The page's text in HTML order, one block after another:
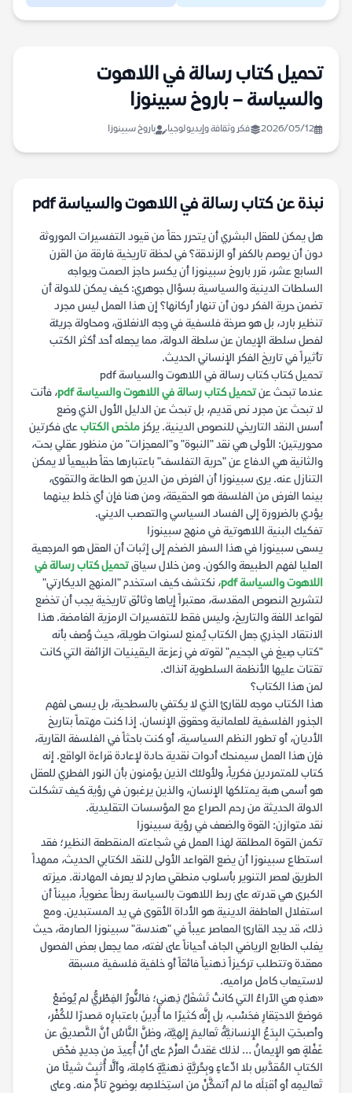
تحميل كتاب رسالة في اللاهوت
والسياسة – باروخ سبينوزا
2026/05/12 فكر وثقافة وإيديولوجيا باروخ سبينوزا
نبذة عن كتاب رسالة في اللاهوت والسياسة pdf
هل يمكن للعقل البشري أن يتحرر حقاً من قيود التفسيرات الموروثة
دون أن يوصم بالكفر أو الزندقة؟ في لحظة تاريخية فارقة من القرن
السابع عشر، قرر باروخ سبينوزا أن يكسر حاجز الصمت ويواجه
السلطات الدينية والسياسية بسؤال جوهري: كيف يمكن للدولة أن
تضمن حرية الفكر دون أن تنهار أركانها؟ إن هذا العمل ليس مجرد
تنظير بارد، بل هو صرخة فلسفية في وجه الانغلاق، ومحاولة جريئة
لفصل سلطة الإيمان عن سلطة الدولة، مما يجعله أحد أكثر الكتب
تأثيراً في تاريخ الفكر الإنساني الحديث.
تحميل كتاب كتاب رسالة في اللاهوت والسياسة pdf
عندما تبحث عنتحميل كتاب رسالة في اللاهوت والسياسة pdf
، فأنت
لا تبحث عن مجرد نص قديم، بل تبحث عن الدليل الأول الذي وضع
أسس النقد التاريخي للنصوص الدينية. يركز ملخص الكتابعلى فكرتين
محوريتين: الأولى هي نقد "النبوة" و"المعجزات" من منظور عقلي بحت،
والثانية هي الدفاع عن "حرية التفلسف" باعتبارها حقاً طبيعياً لا يمكن
التنازل عنه. يرى سبينوزا أن الغرض من الدين هو الطاعة والتقوى،
بينما الغرض من الفلسفة هو الحقيقة، ومن هنا فإن أي خلط بينهما
يؤدي بالضرورة إلى الفساد السياسي والتعصب الديني.
تفكيك البنية اللاهوتية في منهج سبينوزا
يسعى سبينوزا في هذا السفر الضخم إلى إثبات أن العقل هو المرجعية
العليا لفهم الطبيعة والكون. ومن خلال سياقتحميل كتاب رسالة في
اللاهوت والسياسة pdf
، نكتشف كيف استخدم "المنهج الديكارتي"
لتشريح النصوص المقدسة، معتبراً إياها وثائق تاريخية يجب أن تخضع
لقواعد اللغة والتاريخ، وليس فقط للتفسيرات الرمزية الغامضة. هذا
الانتقاد الجذري جعل الكتاب يُمنع لسنوات طويلة، حيث وُصف بأنه
"كتاب صِيغ في الجحيم" لقوته في زعزعة اليقينيات الزائفة التي كانت
تقتات عليها الأنظمة السلطوية آنذاك.
لمن هذا الكتاب؟
هذا الكتاب موجه للقارئ الذي لا يكتفي بالسطحية، بل يسعى لفهم
الجذور الفلسفية للعلمانية وحقوق الإنسان. إذا كنت مهتماً بتاريخ
الأديان، أو تطور النظم السياسية، أو كنت باحثاً في الفلسفة القارية،
فإن هذا العمل سيمنحك أدوات نقدية حادة لإعادة قراءة الواقع. إنه
كتاب للمتمردين فكرياً، ولأولئك الذين يؤمنون بأن النور الفطري للعقل
هو أسمى هبة يمتلكها الإنسان، والذين يرغبون في رؤية كيف تشكلت
الدولة الحديثة من رحم الصراع مع المؤسسات التقليدية.
نقد متوازن: القوة والضعف في رؤية سبينوزا
تكمن القوة المطلقة لهذا العمل في شجاعته المنقطعة النظير؛ فقد
استطاع سبينوزا أن يضع القواعد الأولى للنقد الكتابي الحديث، ممهداً
الطريق لعصر التنوير بأسلوب منطقي صارم لا يعرف المهادنة. ميزته
الكبرى هي قدرته على ربط اللاهوت بالسياسة ربطاً عضوياً، مبيناً أن
استغلال العاطفة الدينية هو الأداة الأقوى في يد المستبدين. ومع
ذلك، قد يجد القارئ المعاصر عيباً في "هندسة" سبينوزا الصارمة، حيث
يغلب الطابع الرياضي الجاف أحياناً على لغته، مما يجعل بعض الفصول
معقدة وتتطلب تركيزاً ذهنياً فائقاً أو خلفية فلسفية مسبقة
لاستيعاب كامل مراميه.
«هذهِ هيَ الآراءُ التي كانتْ تَشغَلُ ذِهني؛ فالنُّورُ الفِطْريُّ لم يُوضَعْ
مَوضعَ الاحتِقارِ فحَسْب، بل إنَّه كثيرًا ما أُدِينَ باعتبارِه مَصدرًا للكُفْر،
وأصبحَتِ البِدَعُ الإنسانيَّةُ تَعاليمَ إلهيَّة، وظنَّ النَّاسُ أنَّ التَّصديقَ عن
غَفْلةٍ هو الإيمانُ … لذلك عَقدتُ العزْمَ على أنْ أُعِيدَ من جديدٍ فحْصَ
الكتابِ المُقدَّسِ بلا ادِّعاءٍ وبِحُريَّةٍ ذهنيَّةٍ كامِلة، وألَّا أُثبِتَ شيئًا من
تَعاليمِه أو أقبَلَه ما لم أتمكَّنْ من استِخلاصِه بوضوحٍ تامٍّ منه. وعلى